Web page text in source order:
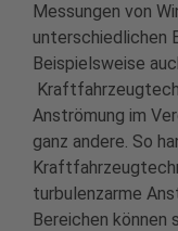
Messungen von
unterschiedlichen
Beispielsweise
Anströmung im
ganz andere. So
turbulenzarme
Bereichen können